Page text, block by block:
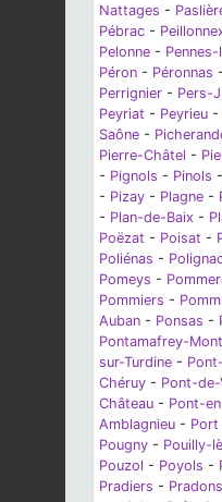
Nattages -
Pébrac -
Pelonne -
Péron - Péronnas -
Perrignier - Pers-
Peyriat - Peyrieu -
Saône -
Pierre-Châtel -
- Pignols - Pinols -
- Pizay - Plagne -
- Plan-de-Baix -
Poëzat - Poisat -
Poliénas -
Pomeys -
Pommiers -
Auban - Ponsas -
Pontamafrey-
sur-Turdine -
Chéruy - Pont-de-
Château - Pont-
Amblagnieu - Port
Pougny - Pouilly-
Pouzol - Poyols -
Pradiers - Pradons